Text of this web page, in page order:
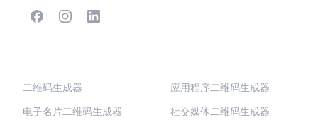
二维码生成器
电子名片二维码生成器
应用程序二维码生成器
社交媒体二维码生成器